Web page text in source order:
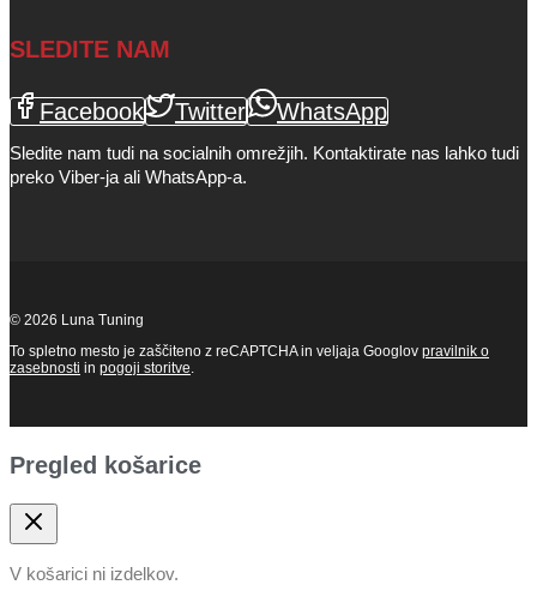
SLEDITE NAM
Facebook Twitter WhatsApp
Sledite nam tudi na socialnih omrežjih. Kontaktirate nas lahko tudi
preko Viber-ja ali WhatsApp-a.
© 2026 Luna Tuning
To spletno mesto je zaščiteno z reCAPTCHA in veljaja Googlov pravilnik o
zasebnosti in pogoji storitve.
Pregled košarice
V košarici ni izdelkov.